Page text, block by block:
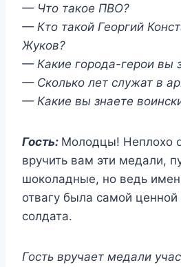
— Что такое ПВО?
— Кто такой Георгий
Жуков?
— Какие города-герои вы
— Сколько лет служат в
— Какие вы знаете
Гость: Молодцы! Неплохо
вручить вам эти медали,
шоколадные, но ведь
отвагу была самой
солдата.
Гость вручает медали